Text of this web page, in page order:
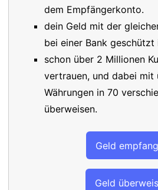
dem Empfängerkonto.
dein Geld mit der
bei einer Bank geschützt
schon über 2 Millionen
vertrauen, und dabei mit
Währungen in 70
überweisen.
Geld
Geld